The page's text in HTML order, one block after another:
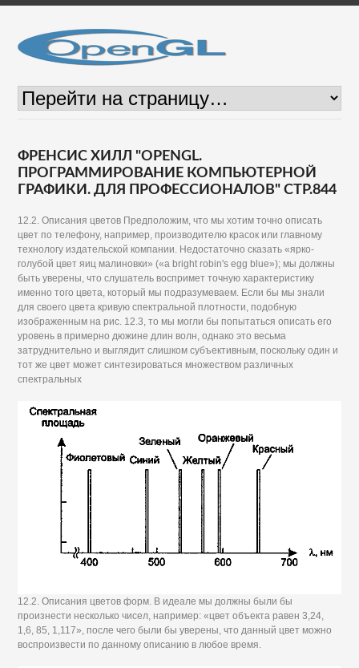
ФРЕНСИС ХИЛЛ "OPENGL.
ПРОГРАММИРОВАНИЕ КОМПЬЮТЕРНОЙ
ГРАФИКИ. ДЛЯ ПРОФЕССИОНАЛОВ" СТР.844
12.2. Описания цветов Предположим, что мы хотим точно описать
цвет по телефону, например, производителю красок или главному
технологу издательской компании. Недостаточно сказать «ярко-
голубой цвет яиц малиновки» («а bright robin's egg blue»); мы должны
быть уверены, что слушатель воспримет точную характеристику
именно того цвета, который мы подразумеваем. Если бы мы знали
для своего цвета кривую спектральной плотности, подобную
изображенным на рис. 12.3, то мы могли бы попытаться описать его
уровень в примерно дюжине длин волн, однако это весьма
затруднительно и выглядит слишком субъективным, поскольку один и
тот же цвет может синтезироваться множеством различных
спектральных
12.2. Описания цветов форм. В идеале мы должны были бы
произнести несколько чисел, например: «цвет объекта равен 3,24,
1,6, 85, 1,117», после чего были бы уверены, что данный цвет можно
воспроизвести по данному описанию в любое время.